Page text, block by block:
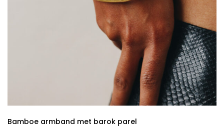
Bamboe armband met barok parel